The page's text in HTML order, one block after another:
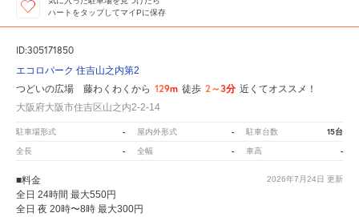
ハートをタップしてマイPに保存
ID:305171850
エコロパーク 住吉山之内第2
つどいの広場 藤わくわくから 129m 徒歩 2～3分 近くてオススメ！
大阪府大阪市住吉区山之内2-2-14
駐車場形式 - 屋内外形式 - 駐車台数 15台
全長 - 全幅 - 車高 -
2026年7月24日 更新
■料金
全日 24時間 最大550円
全日 夜 20時〜8時 最大300円